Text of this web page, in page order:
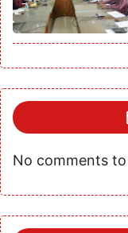
No comments